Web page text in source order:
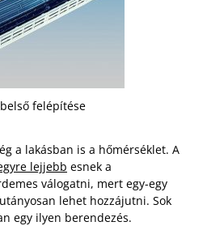
felépítése
a lakásban is a hőmérséklet. A
lejjebb esnek a
válogatni, mert egy-egy
lehet hozzájutni. Sok
egy ilyen berendezés.